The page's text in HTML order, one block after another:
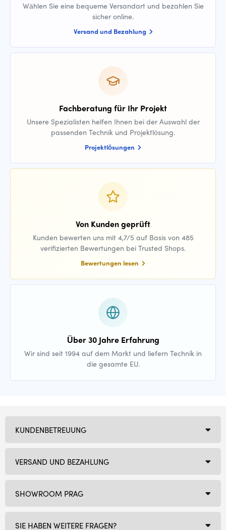
Wählen Sie eine bequeme Versandart und bezahlen Sie
sicher online.
Versand und Bezahlung
Fachberatung für Ihr Projekt
Unsere Spezialisten helfen Ihnen bei der Auswahl der
passenden Technik und Projektlösung.
Projektlösungen
Von Kunden geprüft
Kunden bewerten uns mit 4,7/5 auf Basis von 485
verifizierten Bewertungen bei Trusted Shops.
Bewertungen lesen
Über 30 Jahre Erfahrung
Wir sind seit 1994 auf dem Markt und liefern Technik in
die gesamte EU.
SHOWROOM PRAG
SIE HABEN WEITERE FRAGEN?
KUNDENBETREUUNG
VERSAND UND BEZAHLUNG